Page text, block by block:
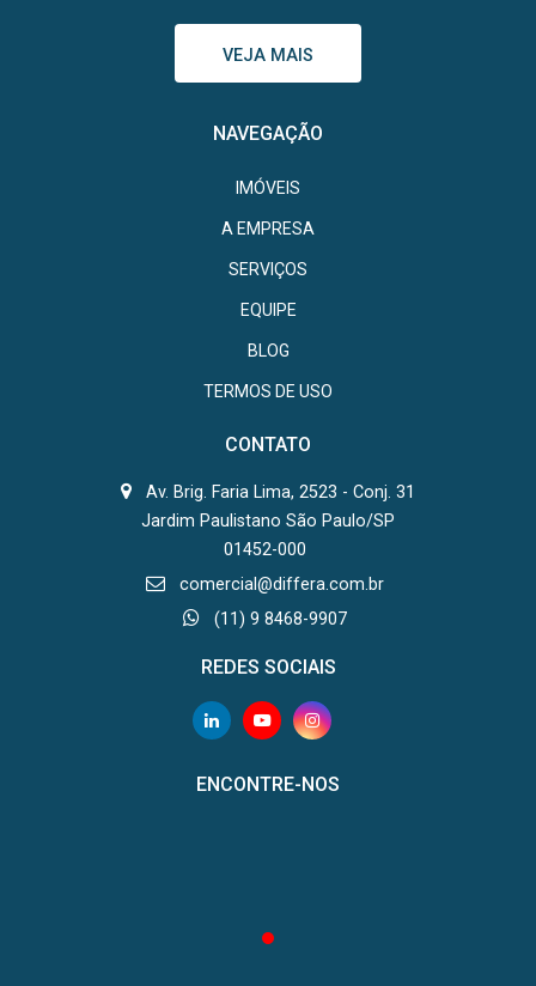
VEJA MAIS
NAVEGAÇÃO
IMÓVEIS
A EMPRESA
SERVIÇOS
EQUIPE
BLOG
TERMOS DE USO
CONTATO
Av. Brig. Faria Lima, 2523 - Conj. 31
Jardim Paulistano São Paulo/SP
01452-000
comercial@differa.com.br
(11) 9 8468-9907
REDES SOCIAIS
ENCONTRE-NOS